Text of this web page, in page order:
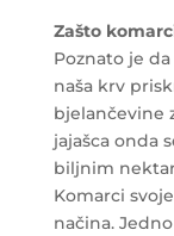
Zašto
Poznato je
naša krv
bjelančevine
jajašca onda
biljnim
Komarci
načina.